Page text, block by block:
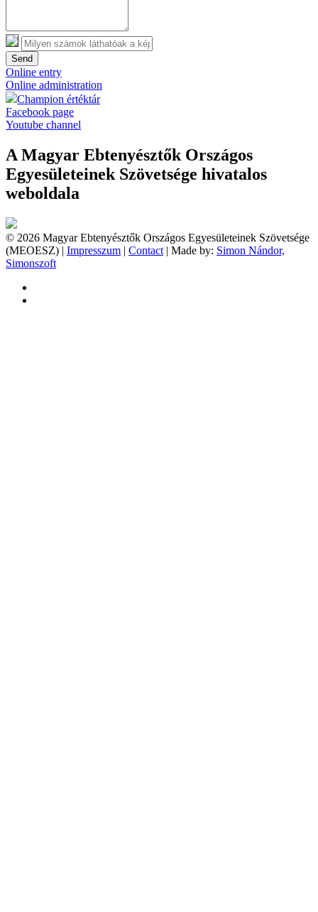
Send
Online entry
Online administration
Champion értéktár
Facebook page
Youtube channel
A Magyar Ebtenyésztők Országos
Egyesületeinek Szövetsége hivatalos
weboldala
© 2026 Magyar Ebtenyésztők Országos Egyesületeinek Szövetsége
(MEOESZ) | Impresszum | Contact | Made by: Simon Nándor,
Simonszoft